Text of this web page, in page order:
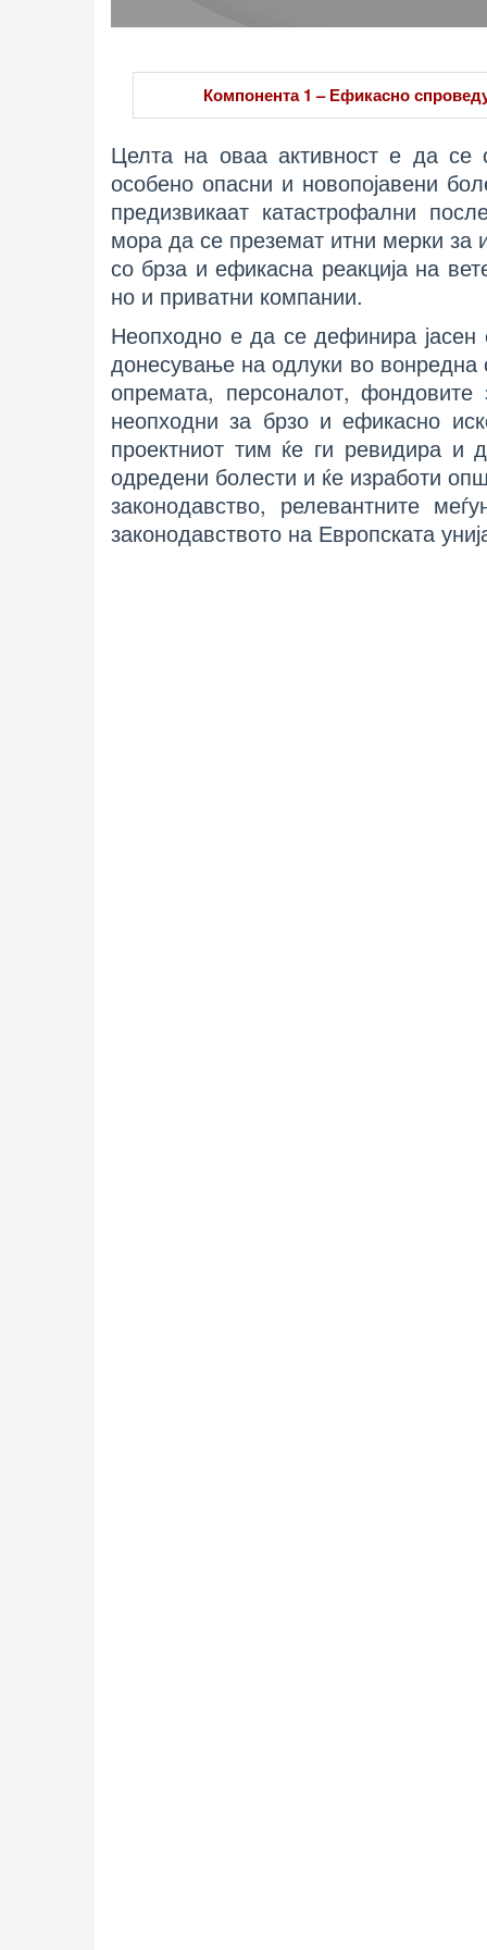
Компонента 1 – Ефикасно
Целта на оваа активност е да се
особено опасни и новопојавени
предизвикаат катастрофални
мора да се преземат итни мерки за
со брза и ефикасна реакција на
но и приватни компании.
Неопходно е да се дефинира
донесување на одлуки во вонредна
опремата, персоналот,
неопходни за брзо и ефикасно
проектниот тим ќе ги ревидира и
одредени болести и ќе изработи
законодавство, релевантните
законодавството на Европската